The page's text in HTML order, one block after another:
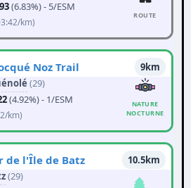
(6.83%) - 5/ESM
km)
ROUTE
Noz Trail
9km
(29)
(4.92%) - 1/ESM
km)
NATURE
NOCTURNE
de l'Île de Batz
10.5km
(29)